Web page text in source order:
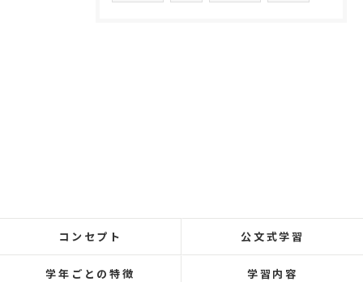
コンセプト 公文式学習
学年ごとの特徴 学習内容